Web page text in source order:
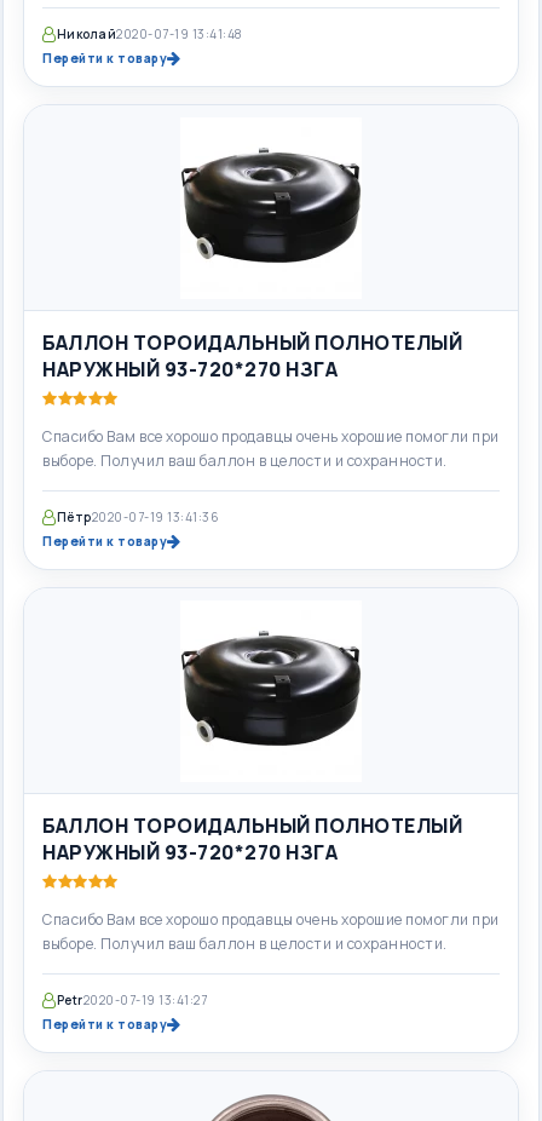
Николай2020-07-19 13:41:48
Перейти к товару
БАЛЛОН ТОРОИДАЛЬНЫЙ ПОЛНОТЕЛЫЙ
НАРУЖНЫЙ 93-720*270 НЗГА
Спасибо Вам все хорошо продавцы очень хорошие помогли при
выборе. Получил ваш баллон в целости и сохранности.
Пётр2020-07-19 13:41:36
Перейти к товару
БАЛЛОН ТОРОИДАЛЬНЫЙ ПОЛНОТЕЛЫЙ
НАРУЖНЫЙ 93-720*270 НЗГА
Спасибо Вам все хорошо продавцы очень хорошие помогли при
выборе. Получил ваш баллон в целости и сохранности.
Petr2020-07-19 13:41:27
Перейти к товару